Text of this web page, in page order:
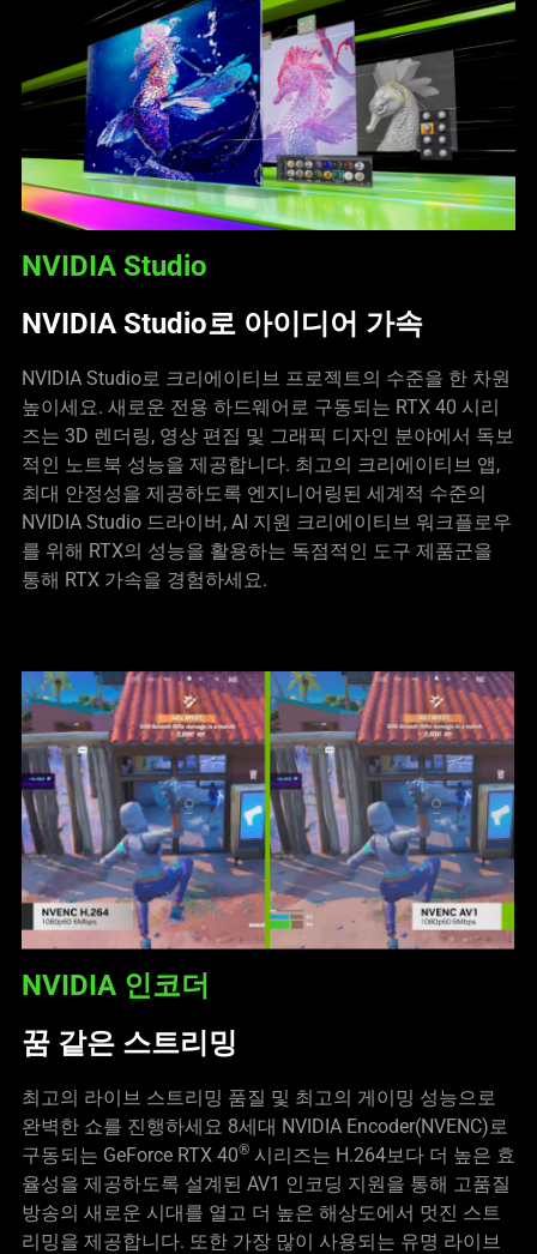
NVIDIA Studio
NVIDIA Studio로 아이디어 가속
NVIDIA Studio로 크리에이티브 프로젝트의 수준을 한 차원
높이세요. 새로운 전용 하드웨어로 구동되는 RTX 40 시리
즈는 3D 렌더링, 영상 편집 및 그래픽 디자인 분야에서 독보
적인 노트북 성능을 제공합니다. 최고의 크리에이티브 앱,
최대 안정성을 제공하도록 엔지니어링된 세계적 수준의
NVIDIA Studio 드라이버, AI 지원 크리에이티브 워크플로우
를 위해 RTX의 성능을 활용하는 독점적인 도구 제품군을
통해 RTX 가속을 경험하세요.
NVIDIA 인코더
꿈 같은 스트리밍
최고의 라이브 스트리밍 품질 및 최고의 게이밍 성능으로
완벽한 쇼를 진행하세요 8세대 NVIDIA Encoder(NVENC)로
구동되는 GeForce RTX 40® 시리즈는 H.264보다 더 높은 효
율성을 제공하도록 설계된 AV1 인코딩 지원을 통해 고품질
방송의 새로운 시대를 열고 더 높은 해상도에서 멋진 스트
리밍을 제공합니다. 또한 가장 많이 사용되는 유명 라이브